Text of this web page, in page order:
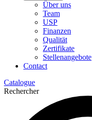
Über uns
Team
USP
Finanzen
Qualität
Zertifikate
Stellenangebote
Contact
Catalogue
Rechercher